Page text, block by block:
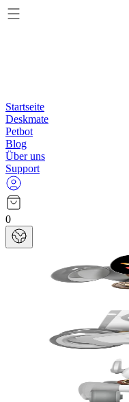
Startseite
Deskmate
Petbot
Blog
Über uns
Support
0